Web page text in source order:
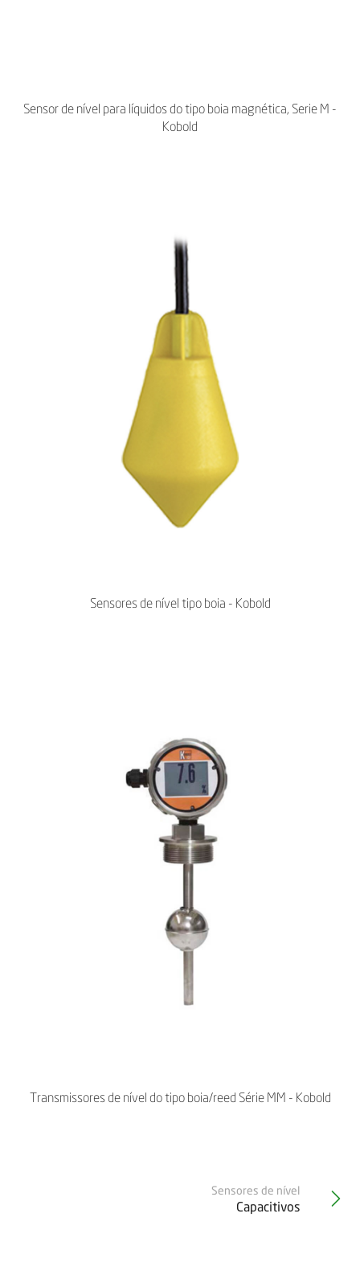
Sensor de nível para líquidos do tipo boia magnética, Serie M -
Kobold
Sensores de nível tipo boia - Kobold
Transmissores de nível do tipo boia/reed Série MM - Kobold
Sensores de nível
Capacitivos